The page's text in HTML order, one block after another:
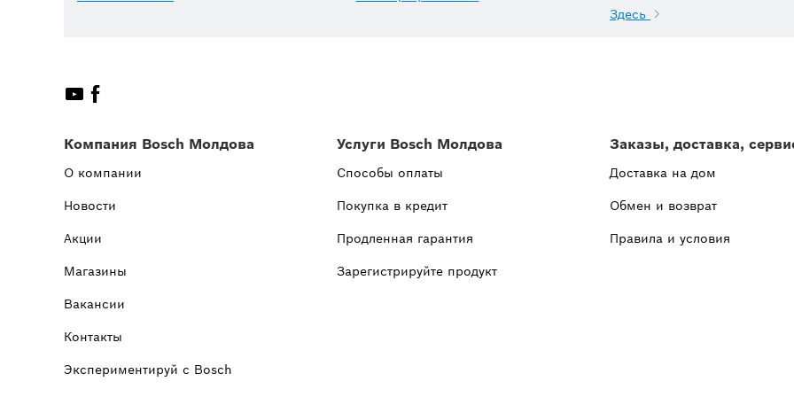
Здесь
Компания Bosch Молдова
О компании
Новости
Акции
Магазины
Вакансии
Контакты
Экспериментируй с Bosch
Услуги Bosch Молдова
Способы оплаты
Покупка в кредит
Продленная гарантия
Зарегистрируйте продукт
Заказы, доставка,
Доставка на дом
Обмен и возврат
Правила и условия